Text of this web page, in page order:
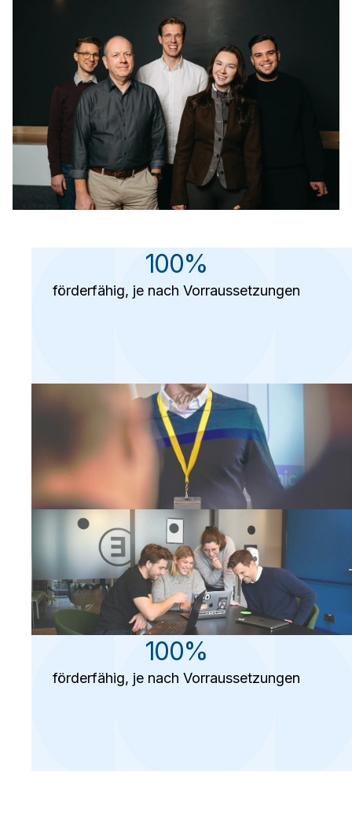
100%
förderfähig, je nach Vorraussetzungen
100%
förderfähig, je nach Vorraussetzungen